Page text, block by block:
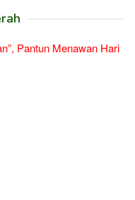
Pantun Menawan Hari